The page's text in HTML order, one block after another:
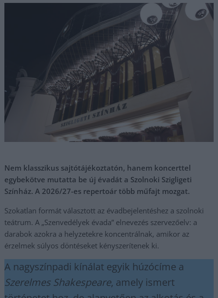
Nem klasszikus sajtótájékoztatón, hanem koncerttel
egybekötve mutatta be új évadát a Szolnoki Szigligeti
Színház. A 2026/27-es repertoár több műfajt mozgat.
Szokatlan formát választott az évadbejelentéshez a szolnoki
teátrum. A „Szenvedélyek évada” elnevezés szervezőelv: a
darabok azokra a helyzetekre koncentrálnak, amikor az
érzelmek súlyos döntéseket kényszerítenek ki.
A nagyszínpadi kínálat egyik húzócíme a
Szerelmes Shakespeare, amely ismert